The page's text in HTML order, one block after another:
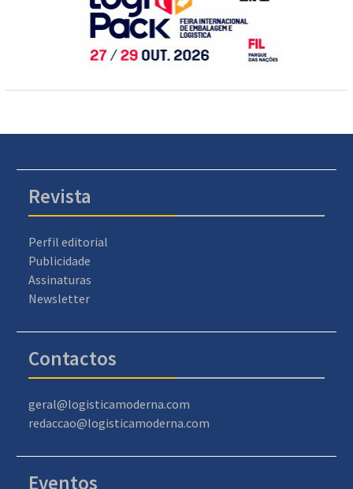
Revista
Perfil editorial
Publicidade
Assinaturas
Newsletter
Contactos
geral@logisticamoderna.com
redaccao@logisticamoderna.com
Eventos